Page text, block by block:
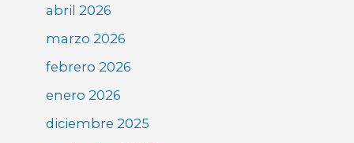
abril 2026
marzo 2026
febrero 2026
enero 2026
diciembre 2025